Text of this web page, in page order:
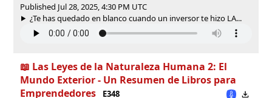
Published Jul 28, 2025, 4:30 PM UTC
¿Te has quedado en blanco cuando un inversor te hizo LA...
📖 Las Leyes de la Naturaleza Humana 2: El
Mundo Exterior - Un Resumen de Libros para
Emprendedores
E348